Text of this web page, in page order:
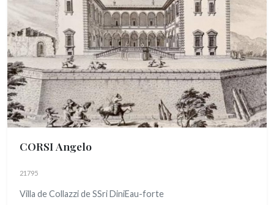
CORSI Angelo
21795
Villa de Collazzi de SSri DiniEau-forte